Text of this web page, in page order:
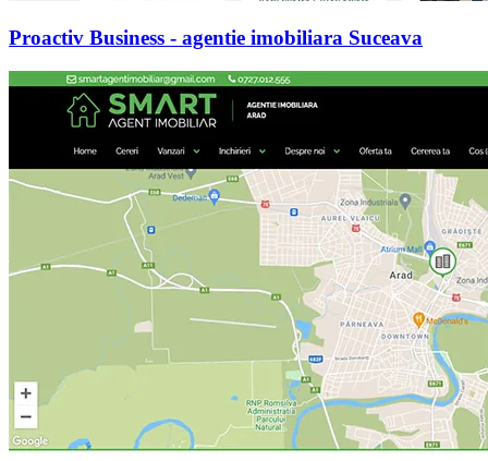
Proactiv Business - agentie imobiliara Suceava